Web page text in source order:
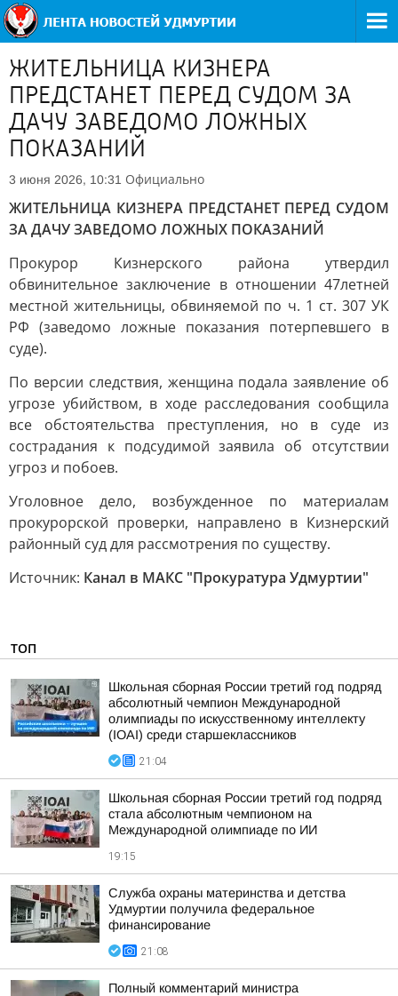
ЖИТЕЛЬНИЦА КИЗНЕРА
ПРЕДСТАНЕТ ПЕРЕД СУДОМ ЗА
ДАЧУ ЗАВЕДОМО ЛОЖНЫХ
ПОКАЗАНИЙ
3 июня 2026, 10:31 Официально
ЖИТЕЛЬНИЦА КИЗНЕРА ПРЕДСТАНЕТ ПЕРЕД СУДОМ
ЗА ДАЧУ ЗАВЕДОМО ЛОЖНЫХ ПОКАЗАНИЙ
Прокурор Кизнерского района утвердил
обвинительное заключение в отношении 47летней
местной жительницы, обвиняемой по ч. 1 ст. 307 УК
РФ (заведомо ложные показания потерпевшего в
суде).
По версии следствия, женщина подала заявление об
угрозе убийством, в ходе расследования сообщила
все обстоятельства преступления, но в суде из
сострадания к подсудимой заявила об отсутствии
угроз и побоев.
Уголовное дело, возбужденное по материалам
прокурорской проверки, направлено в Кизнерский
районный суд для рассмотрения по существу.
Источник: Канал в МАКС "Прокуратура Удмуртии"
ТОП
Школьная сборная России третий год подряд
абсолютный чемпион Международной
олимпиады по искусственному интеллекту
(IOAI) среди старшеклассников
21:04
Школьная сборная России третий год подряд
стала абсолютным чемпионом на
Международной олимпиаде по ИИ
19:15
Служба охраны материнства и детства
Удмуртии получила федеральное
финансирование
21:08
Полный комментарий министра